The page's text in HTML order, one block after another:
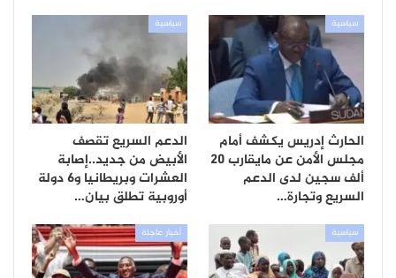
سياسية
الحارث إدريس يكشف أمام
مجلس الأمن عن مايقارب 20
ألف سجين لدى الدعم
السريع وتجارة…
سياسية
الدعم السريع تقصف
الأبيض من جديد..إصابة
العشرات وبريطانيا و6 دولة
أوروبية تطلق بيان…
سياسية أخبار عاجلة